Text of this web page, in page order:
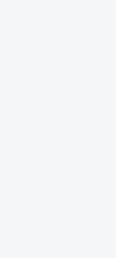
Mercedes Benz/
Aston Martin, Ferrari,
Mitsubishi, Subaru,
ZhongXing, SGM, FAW,
Ford/Lincoln;